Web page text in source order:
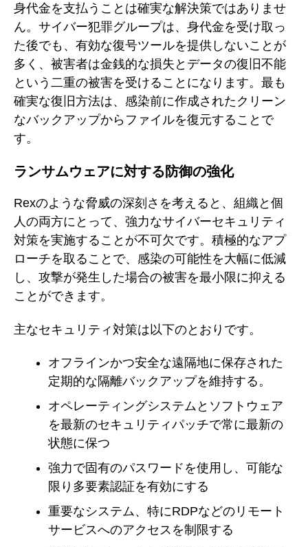
身代金を支払うことは確実な解決策ではありませ
ん。サイバー犯罪グループは、身代金を受け取っ
た後でも、有効な復号ツールを提供しないことが
多く、被害者は金銭的な損失とデータの復旧不能
という二重の被害を受けることになります。最も
確実な復旧方法は、感染前に作成されたクリーン
なバックアップからファイルを復元することで
す。
ランサムウェアに対する防御の強化
Rexのような脅威の深刻さを考えると、組織と個
人の両方にとって、強力なサイバーセキュリティ
対策を実施することが不可欠です。積極的なアプ
ローチを取ることで、感染の可能性を大幅に低減
し、攻撃が発生した場合の被害を最小限に抑える
ことができます。
主なセキュリティ対策は以下のとおりです。
オフラインかつ安全な遠隔地に保存された
定期的な隔離バックアップを維持する。
オペレーティングシステムとソフトウェア
を最新のセキュリティパッチで常に最新の
状態に保つ
強力で固有のパスワードを使用し、可能な
限り多要素認証を有効にする
重要なシステム、特にRDPなどのリモート
サービスへのアクセスを制限する